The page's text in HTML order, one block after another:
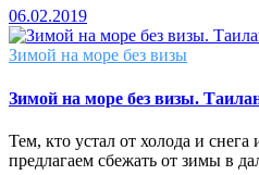
06.02.2019
Зимой на море без визы
Зимой на море без визы.
Тем, кто устал от холода и
предлагаем сбежать от зимы в